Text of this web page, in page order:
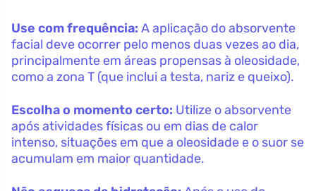
Use com frequência: A aplicação do absorvente
facial deve ocorrer pelo menos duas vezes ao dia,
principalmente em áreas propensas à oleosidade,
como a zona T (que inclui a testa, nariz e queixo).
Escolha o momento certo: Utilize o absorvente
após atividades físicas ou em dias de calor
intenso, situações em que a oleosidade e o suor se
acumulam em maior quantidade.